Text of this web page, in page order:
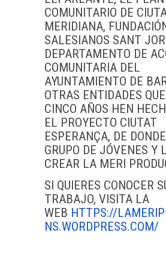
COMUNITARIO DE
MERIDIANA,
SALESIANOS SANT
DEPARTAMENTO DE
COMUNITARIA DEL
AYUNTAMIENTO DE
OTRAS ENTIDADES
CINCO AÑOS HEN
EL PROYECTO CIUTAT
ESPERANÇA, DE
GRUPO DE JÓVENES Y
CREAR LA MERI
SI QUIERES CONOCER
TRABAJO, VISITA LA
WEB HTTPS://
NS.WORDPRESS.COM/